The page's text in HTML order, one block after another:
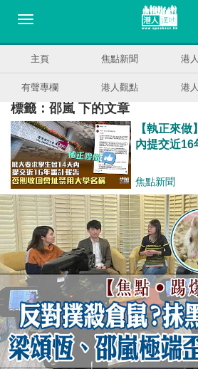
主頁 焦點新聞 港
有聲專欄 港人觀點 港
標籤：邵嵐 下的文章
【執正來
內提交近16
焦點新聞